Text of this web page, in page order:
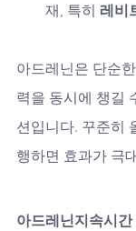
재, 특히 레비
아드레닌은 단순
력을 동시에 챙길
션입니다. 꾸준히
행하면 효과가 극
아드레닌지속시